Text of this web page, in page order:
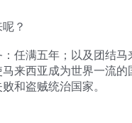
？
任满五年；以及团结马
来西亚成为世界一流的
和盗贼统治国家。